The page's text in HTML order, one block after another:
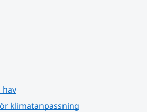
hav
klimatanpassning